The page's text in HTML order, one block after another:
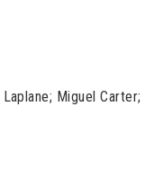
Miguel